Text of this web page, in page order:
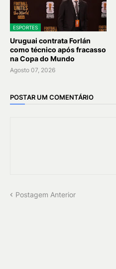
ESPORTES
Uruguai contrata Forlán
como técnico após fracasso
na Copa do Mundo
Agosto 07, 2026
POSTAR UM COMENTÁRIO
Postagem Anterior